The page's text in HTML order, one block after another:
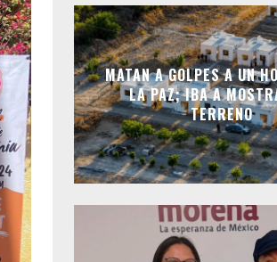
MATAN A GOLPES A UN
LA PAZ; IBA A
TERRENO